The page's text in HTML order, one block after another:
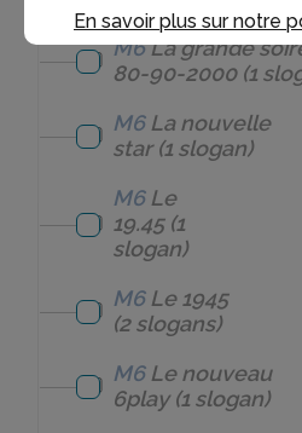
M6La grande
80-90-2000(1
M6 La nouvelle
star(1 slogan)
M6 Le
19.45(1
slogan)
M6 Le 1945
(2 slogans)
M6 Le nouveau
6play(1 slogan)
En savoir plus sur notre